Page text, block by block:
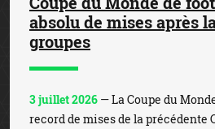
absolu de mises après
groupes
3 juillet 2026 — La Coupe du
record de mises de la précédente